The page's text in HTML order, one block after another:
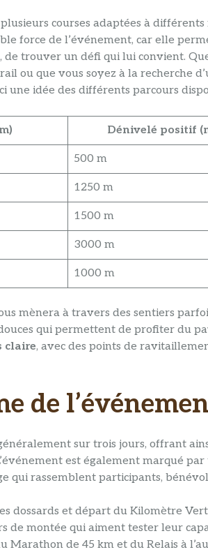
courses adaptées à
force de l’événement, car elle
de trouver un défi qui lui convient.
ou que vous soyez à la recherche
une idée des différents parcours
Dénivelé positif
500 m
1250 m
1500 m
3000 m
1000 m
mènera à travers des sentiers
qui permettent de profiter du
claire, avec des points de
de
sur trois jours, offrant
est également marqué
qui rassemblent participants,
dossards et départ du Kilomètre
de montée qui aiment tester leur
Marathon de 45 km et du Relais à